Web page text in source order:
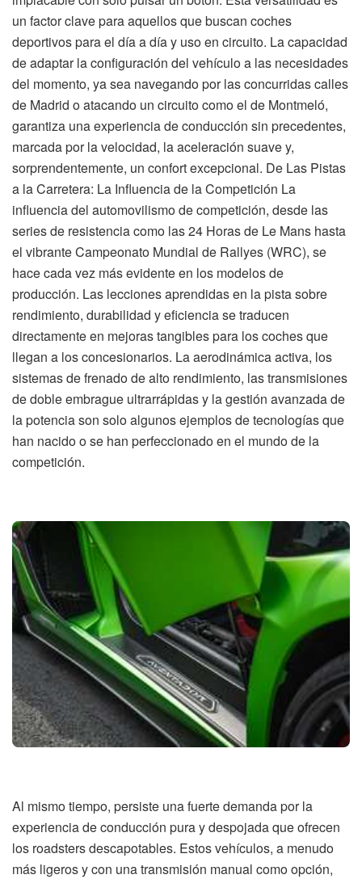
un factor clave para aquellos que buscan coches
deportivos para el día a día y uso en circuito. La capacidad
de adaptar la configuración del vehículo a las necesidades
del momento, ya sea navegando por las concurridas calles
de Madrid o atacando un circuito como el de Montmeló,
garantiza una experiencia de conducción sin precedentes,
marcada por la velocidad, la aceleración suave y,
sorprendentemente, un confort excepcional. De Las Pistas
a la Carretera: La Influencia de la Competición La
influencia del automovilismo de competición, desde las
series de resistencia como las 24 Horas de Le Mans hasta
el vibrante Campeonato Mundial de Rallyes (WRC), se
hace cada vez más evidente en los modelos de
producción. Las lecciones aprendidas en la pista sobre
rendimiento, durabilidad y eficiencia se traducen
directamente en mejoras tangibles para los coches que
llegan a los concesionarios. La aerodinámica activa, los
sistemas de frenado de alto rendimiento, las transmisiones
de doble embrague ultrarrápidas y la gestión avanzada de
la potencia son solo algunos ejemplos de tecnologías que
han nacido o se han perfeccionado en el mundo de la
competición.
Al mismo tiempo, persiste una fuerte demanda por la
experiencia de conducción pura y despojada que ofrecen
los roadsters descapotables. Estos vehículos, a menudo
más ligeros y con una transmisión manual como opción,